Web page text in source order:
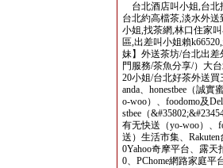
台北酒店叫小姐,台北
台北約高檔茶,淡水外
小姐,找茶網,林口住家
區,出差叫小姐賴
妹】外送茶坊/台北出差
門服務/茶魚分享/）大
20小姐/台北好茶外送
anda、honestbee（誠
o-woo）、foodomo及
stbee（
有无快送（yo-woo）、
送）生活市集、
0Yahoo奇摩平台、露天
0、PChome網路家庭平